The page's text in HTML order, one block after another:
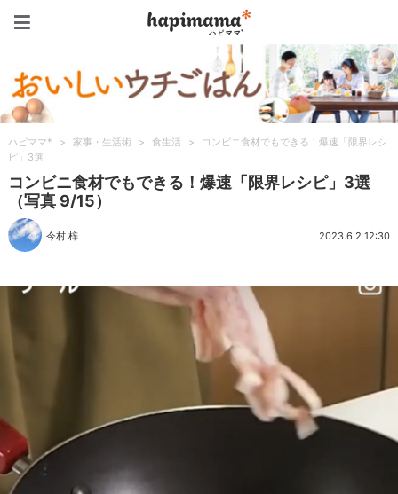
ハピママ* > 家事・生活術 > 食生活 >
コンビニ食材でもできる！爆速「限界レシ
ピ」3選
コンビニ食材でもできる！爆速「限界レシピ」3選
（写真 9/15）
今村 梓 2023.6.2 12:30